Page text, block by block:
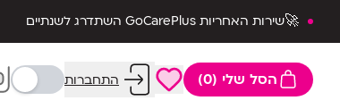
🚀שירות האחריות GoCarePlus השתדרג לשנתיים
שלמות🛡️
הסל שלי (0) התחברות